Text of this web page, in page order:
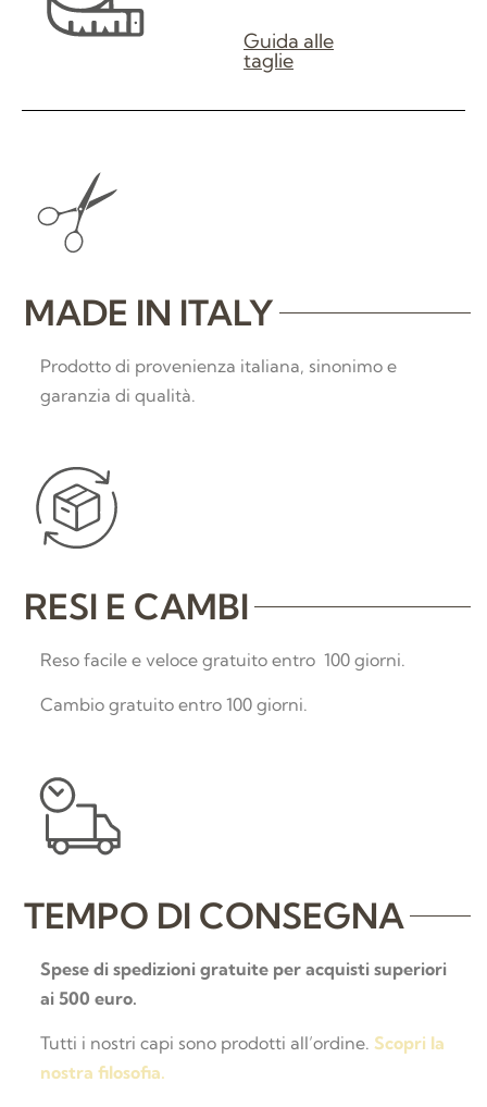
Guida alle
taglie
MADE IN ITALY
Prodotto di provenienza italiana, sinonimo e
garanzia di qualità.
RESI E CAMBI
Reso facile e veloce gratuito entro 100 giorni.
Cambio gratuito entro 100 giorni.
TEMPO DI CONSEGNA
Spese di spedizioni gratuite per acquisti superiori
ai 500 euro.
Tutti i nostri capi sono prodotti all’ordine. Scopri la
nostra filosofia.